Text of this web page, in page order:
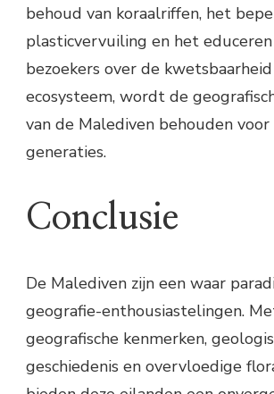
behoud van koraalriffen, het
plasticvervuiling en het
bezoekers over de
ecosysteem, wordt de
van de Malediven behouden
generaties.
Conclusie
De Malediven zijn een waar
geografie-enthousiastelingen.
geografische kenmerken,
geschiedenis en overvloedige